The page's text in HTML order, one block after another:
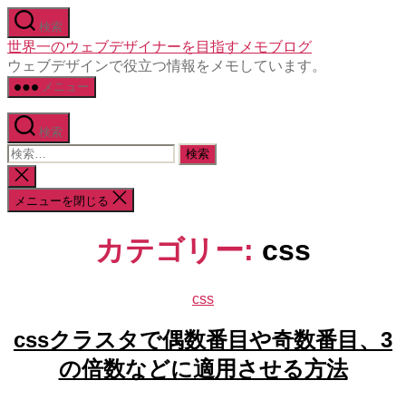
コ
ン
テ
ン
ツ
へ
ス
キ
ッ
プ
検索
世界一のウェブデザイナーを目指すメモブログ
ウェブデザインで役立つ情報をメモしています。
メニュー
検索
検
索
対
象:
検
索
を
メニューを閉じる
カテゴリー: css
カ
ゴ
リ
ー
css
cssクラスタで偶数番目や奇数番目、3
の倍数などに適用させる方法